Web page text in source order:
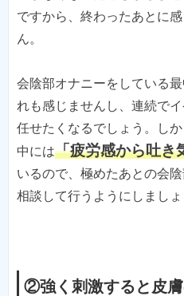
ですから、終わったあとに
ん。
会陰部オナニーをしている
れも感じませんし、連続で
任せたくなるでしょう。し
中には「疲労感から吐き
いるので、極めたあとの会
相談して行うようにしましょ
②強く刺激すると皮